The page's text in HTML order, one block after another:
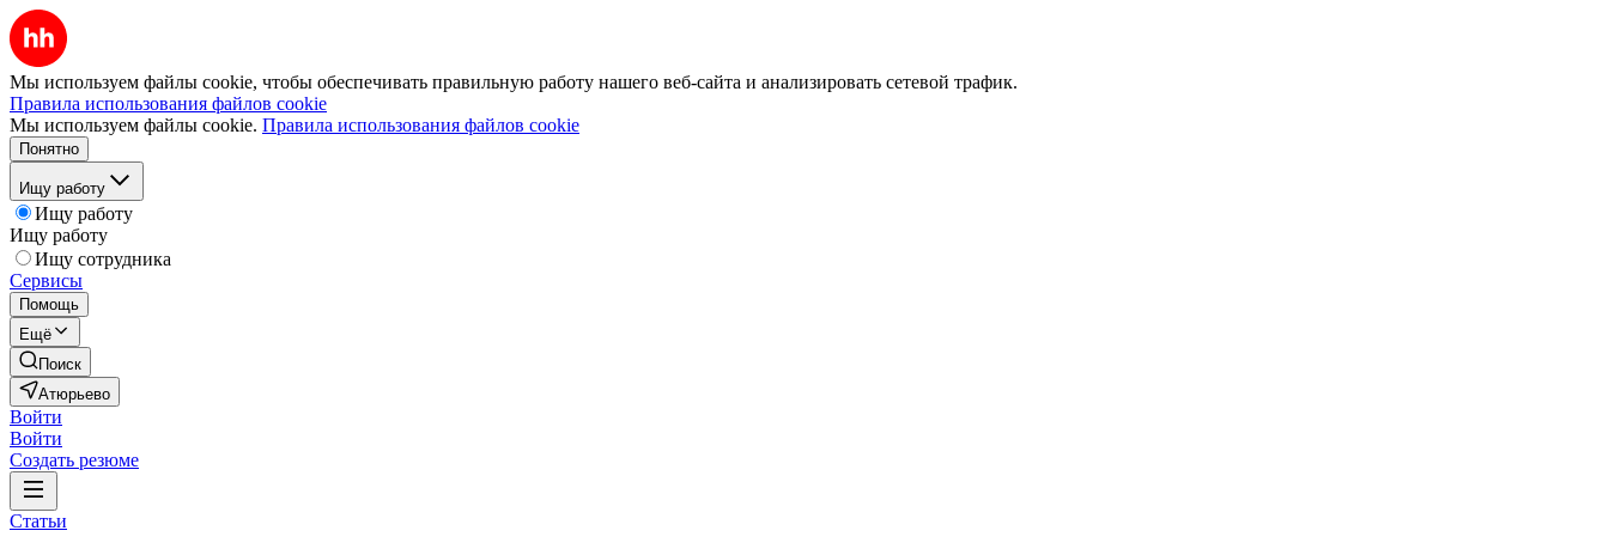
Мы используем файлы cookie, чтобы обеспечивать правильную работу нашего веб-сайта и анализировать сетевой трафик.
Правила использования файлов cookie
Мы используем файлы cookie. Правила использования файлов cookie
Понятно
Ищу работу
Ищу работу
Ищу работу
Ищу сотрудника
Сервисы
Помощь
Ещё
Поиск
Атюрьево
Войти
Войти
Создать резюме
Статьи